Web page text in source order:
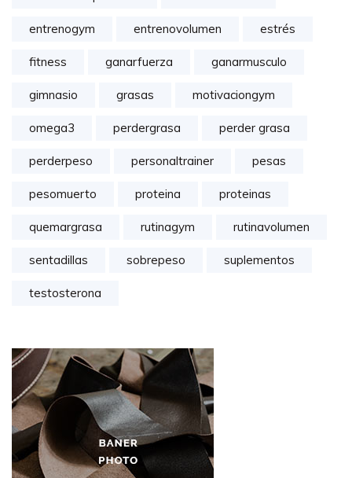
entrenogym entrenovolumen estrés
fitness ganarfuerza ganarmusculo
gimnasio grasas motivaciongym
omega3 perdergrasa perder grasa
perderpeso personaltrainer pesas
pesomuerto proteina proteinas
quemargrasa rutinagym rutinavolumen
sentadillas sobrepeso suplementos
testosterona